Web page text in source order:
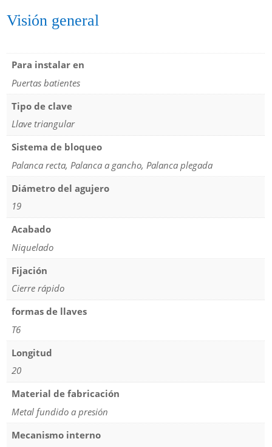
Visión general
Para instalar en
Puertas batientes
Tipo de clave
Llave triangular
Sistema de bloqueo
Palanca recta, Palanca a gancho, Palanca plegada
Diámetro del agujero
19
Acabado
Niquelado
Fijación
Cierre rápido
formas de llaves
T6
Longitud
20
Material de fabricación
Metal fundido a presión
Mecanismo interno